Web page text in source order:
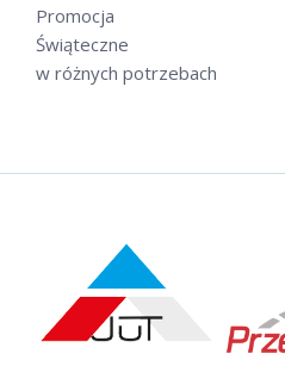
Promocja
Świąteczne
w różnych potrzebach